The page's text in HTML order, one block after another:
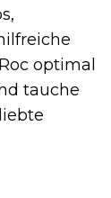
optimal
tauche